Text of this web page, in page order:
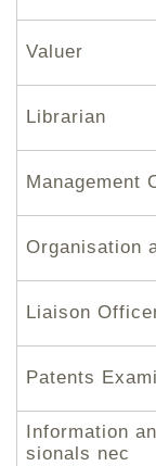
Valuer
Librarian
Management
Organisation
Liaison
Patents
Information
sionals nec